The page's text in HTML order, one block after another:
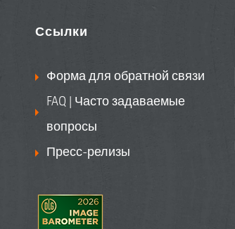
Ссылки
Форма для обратной связи
FAQ | Часто задаваемые
вопросы
Пресс-релизы